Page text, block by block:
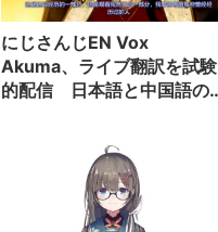
にじさんじEN Vox
Akuma、ライブ翻訳を試験
的配信 日本語と中国語の